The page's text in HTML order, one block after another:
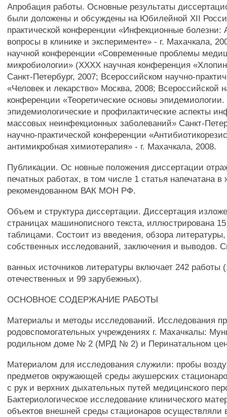
Апробация работы. Основные результаты
были доложены и обсуждены на Юбилейной XII
практической конференции «Инфекционные болезни:
вопросы в клинике и эксперименте» - г. Махачкала,
научной конференции «Современные проблемы
микробиологии» (ХХХХ научная конференция
Санкт-Петербург, 2007; Всероссийском научно-
«Человек и лекарство» Москва, 2008; Всероссийской
конференции «Теоретические основы
эпидемиологические и профилактические аспекты
массовых неинфекционных заболеваний» Санкт-
научно-практической конференции
антимикробная химиотерапия» - г. Махачкала, 2008.
Публикации. Ос новные положения диссертации
печатных работах, в том числе 1 статья напечатана в
рекомендованном ВАК МОН РФ.
Объем и структура диссертации. Диссертация
страницах машинописного текста, иллюстрирована
таблицами. Состоит из введения, обзора литературы,
собственных исследований, заключения и выводов.
ванных источников литературы включает 242 работы
отечественных и 99 зарубежных).
ОСНОВНОЕ СОДЕРЖАНИЕ РАБОТЫ
Материалы и методы исследований. Исследования
родовспомогательных учреждениях г. Махачкалы:
родильном доме № 2 (МРД № 2) и Перинатальном
Материалом для исследования служили: пробы
предметов окружающей среды акушерских
с рук и верхних дыхательных путей медицинского
Бактериологическое исследование клинического
объектов внешней среды стационаров осуществляли